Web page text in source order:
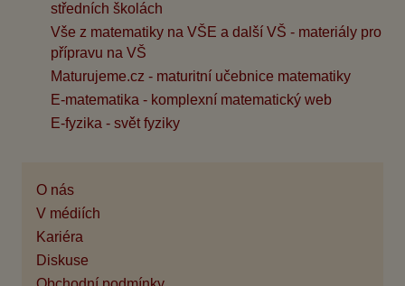
středních školách
Vše z matematiky na VŠE a další VŠ - materiály pro
přípravu na VŠ
Maturujeme.cz - maturitní učebnice matematiky
E-matematika - komplexní matematický web
E-fyzika - svět fyziky
O nás
V médiích
Kariéra
Diskuse